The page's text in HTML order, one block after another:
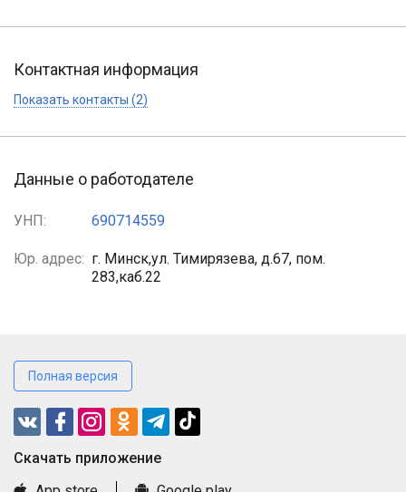
Контактная информация
Показать контакты (2)
Данные о работодателе
УНП: 690714559
Юр. адрес: г. Минск,ул. Тимирязева, д.67, пом.
283,каб.22
Полная версия
Cкачать приложение